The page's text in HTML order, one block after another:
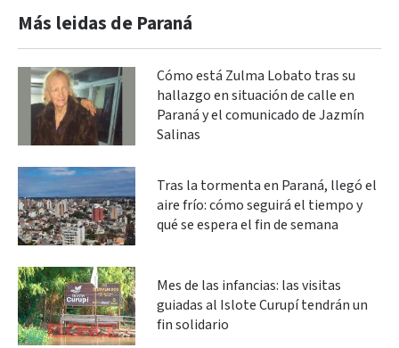
Más leidas de Paraná
Cómo está Zulma Lobato tras su
hallazgo en situación de calle en
Paraná y el comunicado de Jazmín
Salinas
Tras la tormenta en Paraná, llegó el
aire frío: cómo seguirá el tiempo y
qué se espera el fin de semana
Mes de las infancias: las visitas
guiadas al Islote Curupí tendrán un
fin solidario